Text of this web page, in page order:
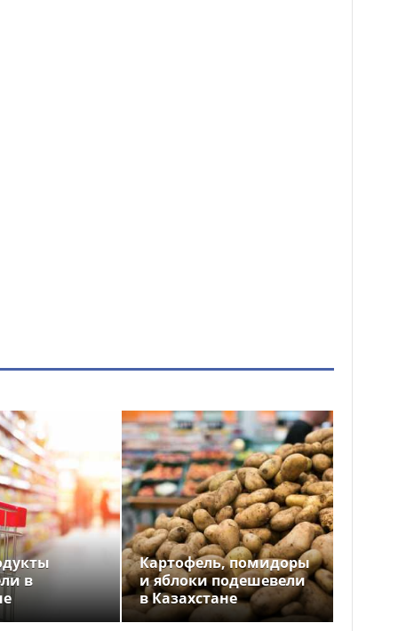
в
Картофель, помидоры
и яблоки подешевели
в Казахстане